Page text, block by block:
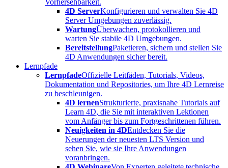
Vorhersehbarkeit.
4D ServerKonfigurieren und verwalten Sie 4D
Server Umgebungen zuverlässig.
WartungÜberwachen, protokollieren und
warten Sie stabile 4D Umgebungen.
BereitstellungPaketieren, sichern und stellen Sie
4D Anwendungen sicher bereit.
Lernpfade
LernpfadeOffizielle Leitfäden, Tutorials, Videos,
Dokumentation und Repositories, um Ihre 4D Lernreise
zu beschleunigen.
4D lernenStrukturierte, praxisnahe Tutorials auf
Learn 4D, die Sie mit interaktiven Lektionen
vom Anfänger bis zum Fortgeschrittenen führen.
Neuigkeiten in 4DEntdecken Sie die
Neuerungen der neuesten LTS Version und
sehen Sie, wie sie Ihre Anwendungen
voranbringen.